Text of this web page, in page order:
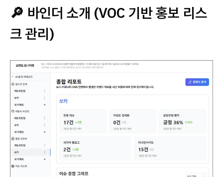
🔎 바인더 소개 (VOC 기반 홍보 리스
크 관리)